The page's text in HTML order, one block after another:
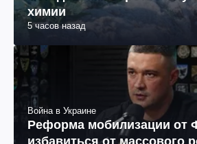
химии
5 часов назад
Война в Украине
Реформа мобилизации от